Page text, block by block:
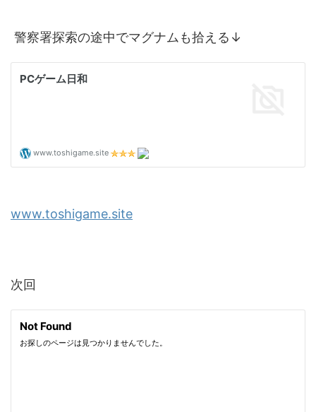
警察署探索の途中でマグナムも拾える↓
www.toshigame.site
次回